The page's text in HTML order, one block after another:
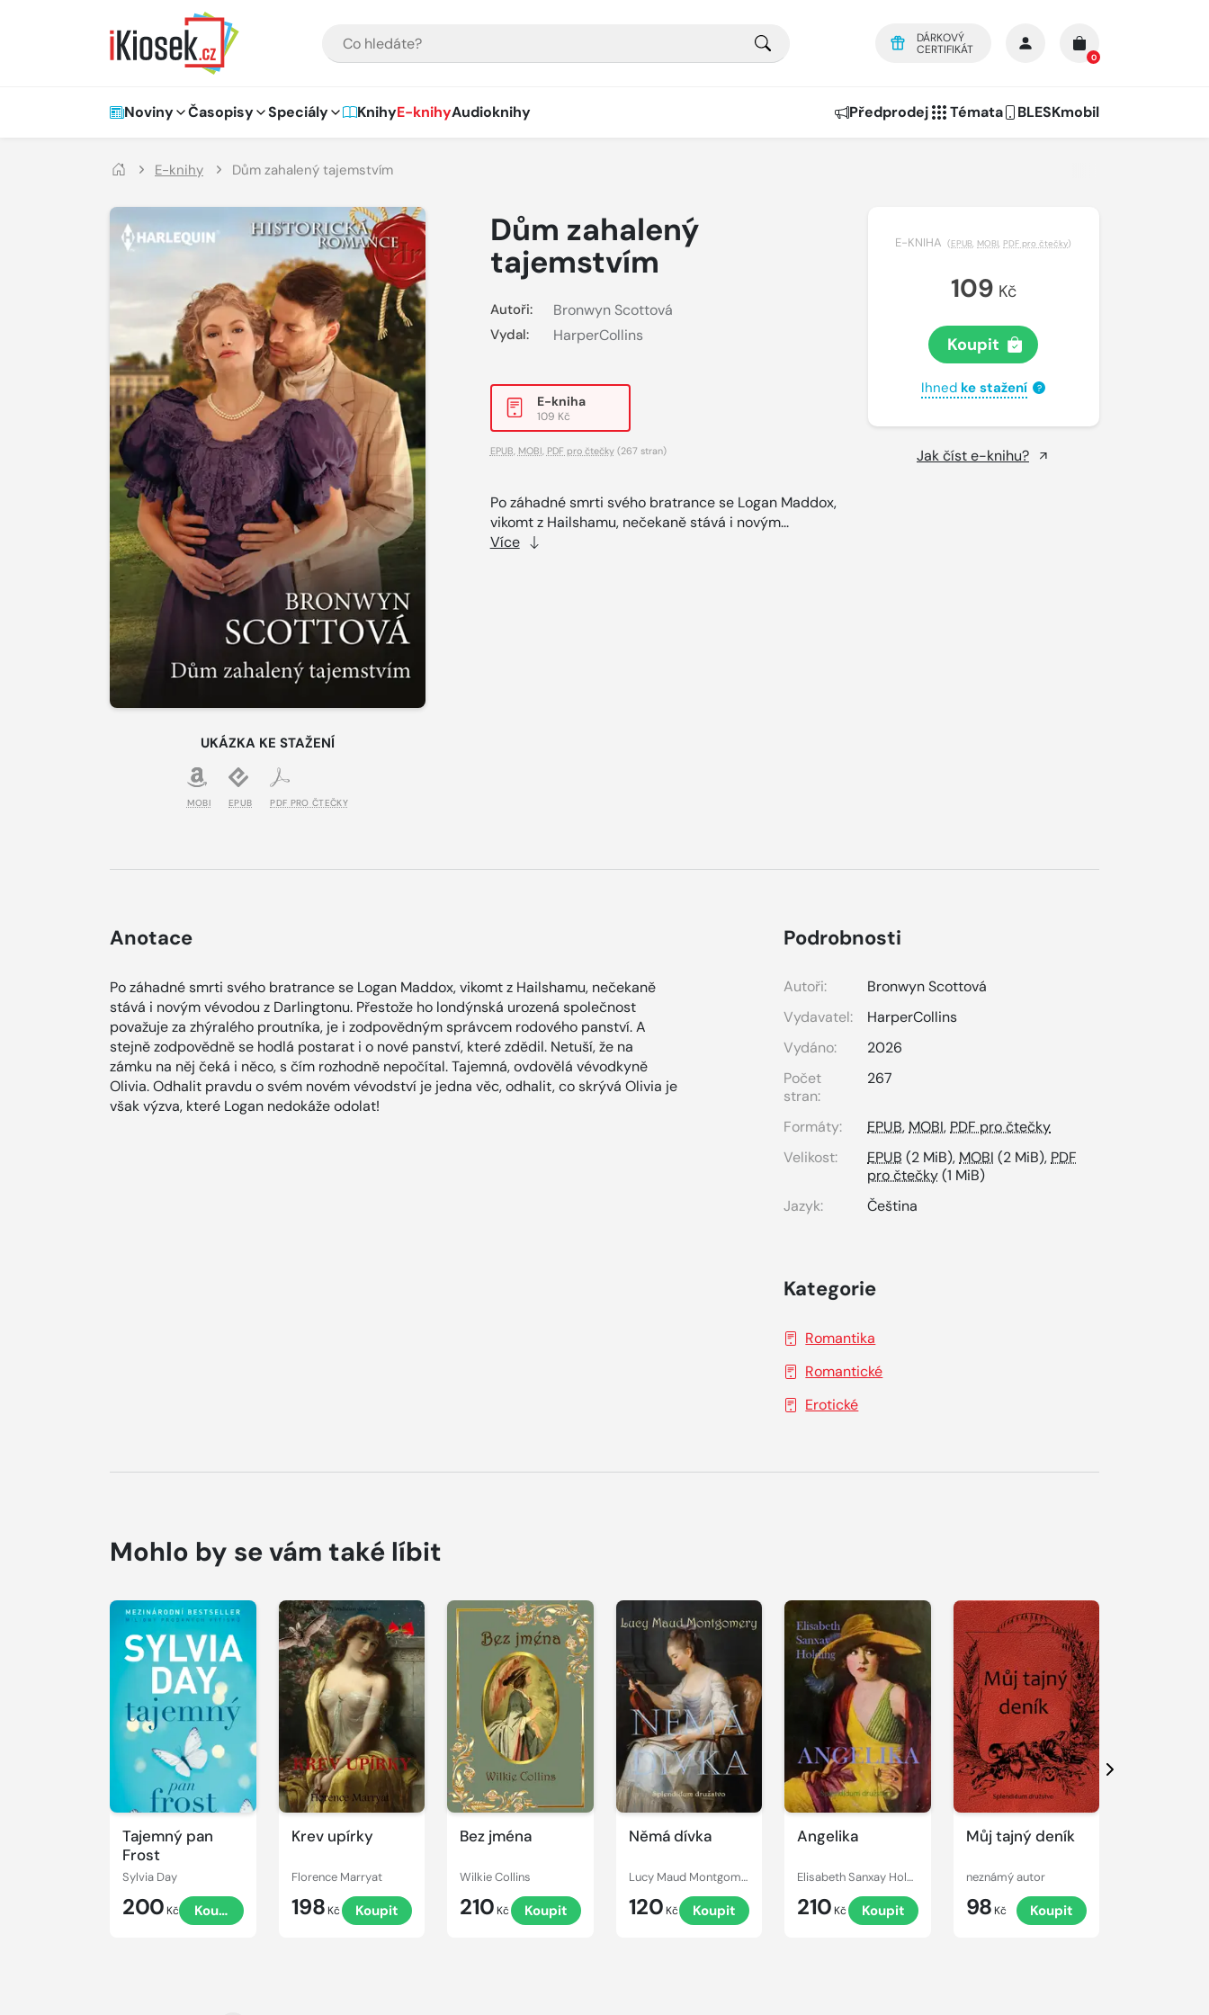
DÁRKOVÝ
CERTIFIKÁT
0
Hlavní navigace
Noviny Časopisy Speciály KnihyE-knihyAudioknihy Předprodej Témata BLESKmobil
E-knihy Dům zahalený tajemstvím
UKÁZKA KE STAŽENÍ
MOBI EPUB PDF PRO ČTEČKY
Dům zahalený
tajemstvím
Autoři: Bronwyn Scottová
Vydal: HarperCollins
E-kniha
109 Kč
EPUB MOBI PDF pro čtečky(267 stran)
Po záhadné smrti svého bratrance se Logan Maddox,
vikomt z Hailshamu, nečekaně stává i novým...
Více
E-KNIHA (EPUB, MOBI, PDF pro čtečky)
109 Kč
Koupit
Ihned ke stažení ?
Jak číst e-knihu?
Anotace
Po záhadné smrti svého bratrance se Logan Maddox, vikomt z Hailshamu, nečekaně
stává i novým vévodou z Darlingtonu. Přestože ho londýnská urozená společnost
považuje za zhýralého proutníka, je i zodpovědným správcem rodového panství. A
stejně zodpovědně se hodlá postarat i o nové panství, které zdědil. Netuší, že na
zámku na něj čeká i něco, s čím rozhodně nepočítal. Tajemná, ovdovělá vévodkyně
Olivia. Odhalit pravdu o svém novém vévodství je jedna věc, odhalit, co skrývá Olivia je
však výzva, které Logan nedokáže odolat!
Podrobnosti
Autoři:
Bronwyn Scottová
Vydavatel:
HarperCollins
Vydáno:
2026
Počet
stran:
267
Formáty: EPUB, MOBI, PDF pro čtečky
Velikost:
EPUB (2 MiB), MOBI (2 MiB), PDF
pro čtečky(1 MiB)
Jazyk:
Čeština
Kategorie
Romantika
Romantické
Erotické
Mohlo by se vám také líbit
Tajemný pan
Frost
Sylvia Day
200 Kč Koupit
Krev upírky
Florence Marryat
198 Kč Koupit
Bez jména
Wilkie Collins
210 Kč Koupit
Němá dívka
Lucy Maud Montgomery
120 Kč Koupit
Angelika
Elisabeth Sanxay Holding
210 Kč Koupit
Můj tajný deník
neznámý autor
98 Kč Koupit
Další